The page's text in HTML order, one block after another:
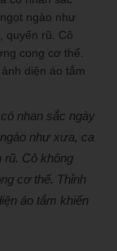
nhan sắc ngày
như xưa, ca
rũ. Cô không
cơ thể. Thỉnh
áo tắm khiến